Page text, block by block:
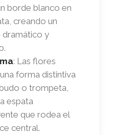
borde blanco en
creando un
y
: Las flores
forma distintiva
o trompeta,
espata
que rodea el
central.